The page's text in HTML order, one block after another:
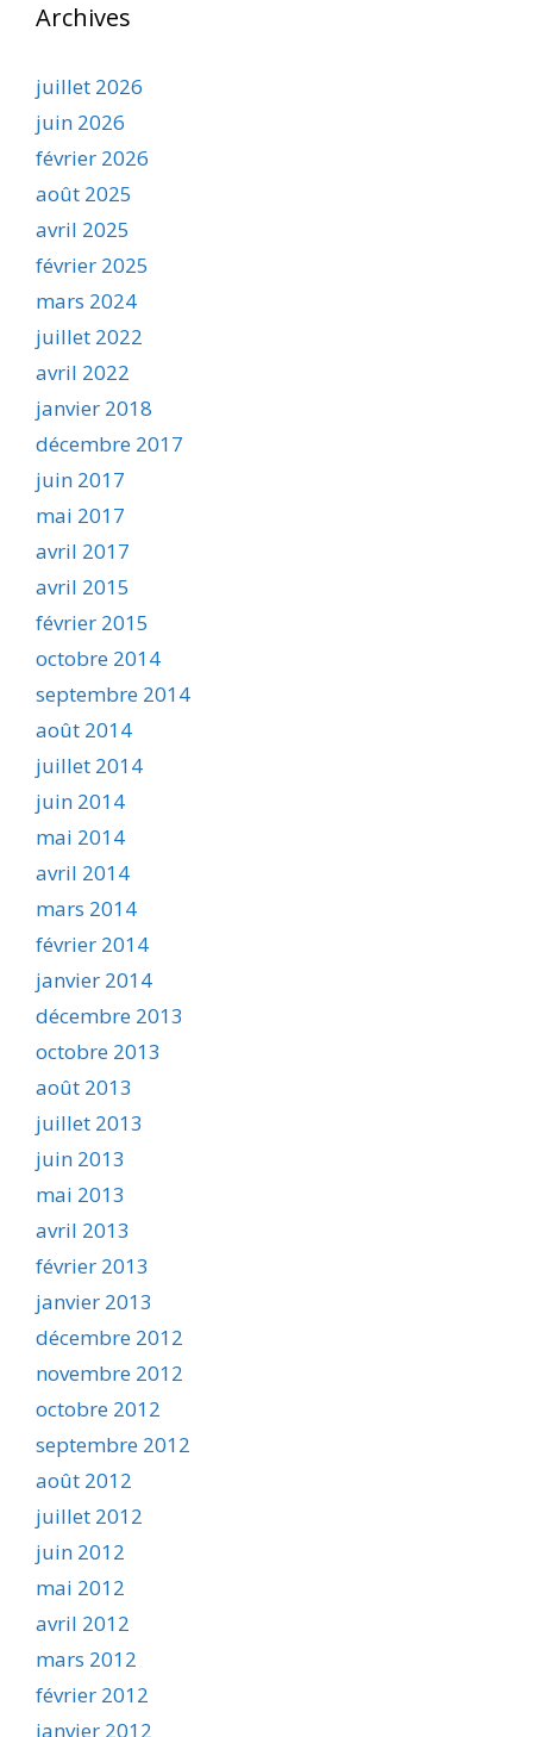
Archives
juillet 2026
juin 2026
février 2026
août 2025
avril 2025
février 2025
mars 2024
juillet 2022
avril 2022
janvier 2018
décembre 2017
juin 2017
mai 2017
avril 2017
avril 2015
février 2015
octobre 2014
septembre 2014
août 2014
juillet 2014
juin 2014
mai 2014
avril 2014
mars 2014
février 2014
janvier 2014
décembre 2013
octobre 2013
août 2013
juillet 2013
juin 2013
mai 2013
avril 2013
février 2013
janvier 2013
décembre 2012
novembre 2012
octobre 2012
septembre 2012
août 2012
juillet 2012
juin 2012
mai 2012
avril 2012
mars 2012
février 2012
janvier 2012